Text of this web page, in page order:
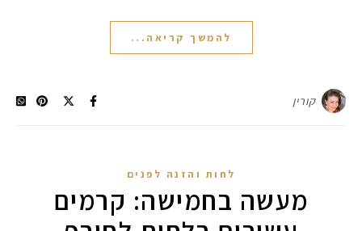
להמשך קריאה...
קורין
לחות והזנה לפנים
מעשה בחמישה: קרמים